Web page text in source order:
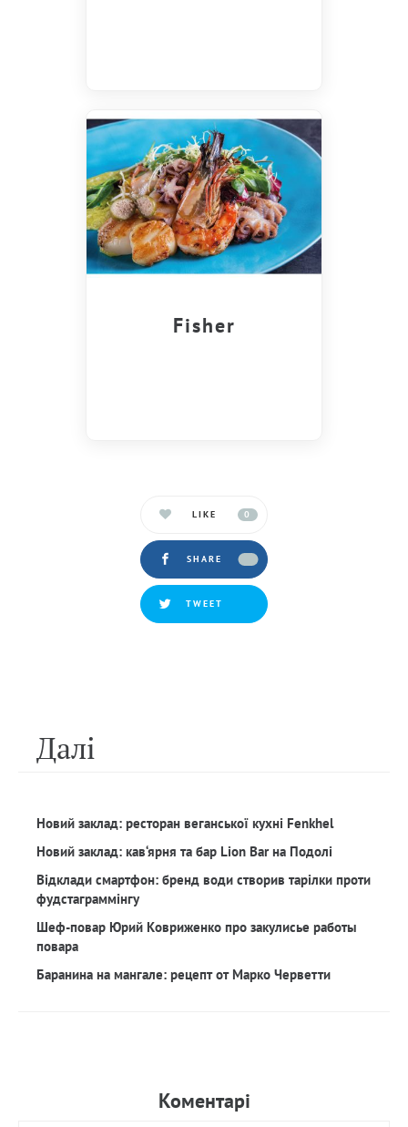
Fisher
LIKE 0
SHARE
TWEET
Далi
Новий заклад: ресторан веганської кухні Fenkhel
Новий заклад: кав‘ярня та бар Lion Bar на Подолі
Відклади смартфон: бренд води створив тарілки проти
фудстаграммінгу
Шеф-повар Юрий Ковриженко про закулисье работы
повара
Баранина на мангале: рецепт от Марко Черветти
Коментарi